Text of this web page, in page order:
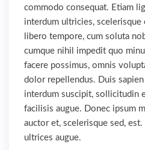
commodo consequat. Etiam
interdum ultricies, scelerisque
libero tempore, cum soluta
cumque nihil impedit quo
facere possimus, omnis
dolor repellendus. Duis
interdum suscipit, sollicitudin
facilisis augue. Donec ipsum
auctor et, scelerisque sed,
ultrices augue.